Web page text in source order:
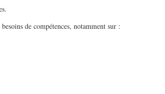
de compétences, notamment sur :